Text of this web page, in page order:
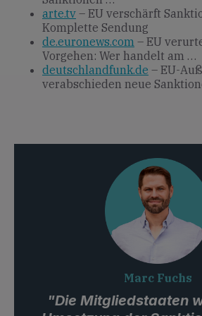
arte.tv – EU verschärft
Komplette Sendung
de.euronews.com – EU
Vorgehen: Wer handelt am …
deutschlandfunk.de – EU-
verabschieden neue
Marc Fuchs
"Die Mitgliedstaaten